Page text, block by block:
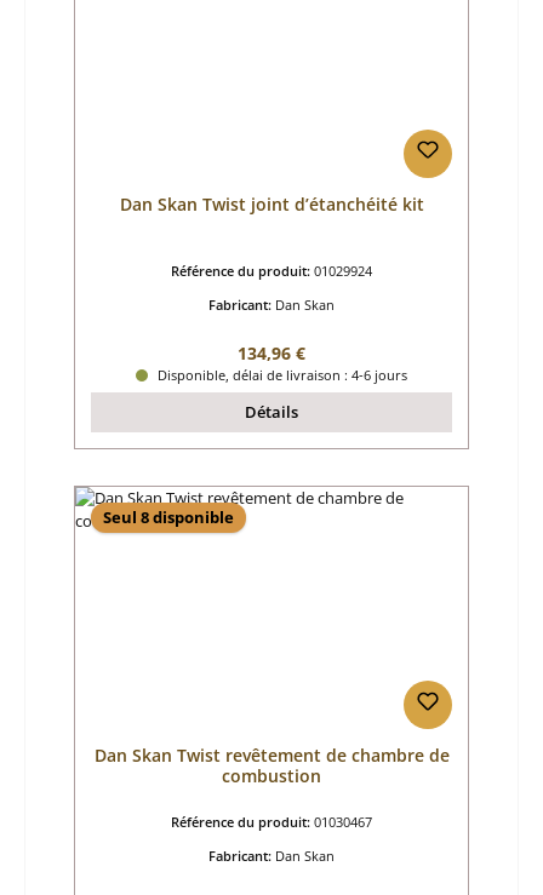
Dan Skan Twist joint d’étanchéité kit
Référence du produit: 01029924
Fabricant: Dan Skan
Prix régulier :
134,96 €
Disponible, délai de livraison : 4-6 jours
Détails
Seul 8 disponible
Dan Skan Twist revêtement de chambre de
combustion
Référence du produit: 01030467
Fabricant: Dan Skan